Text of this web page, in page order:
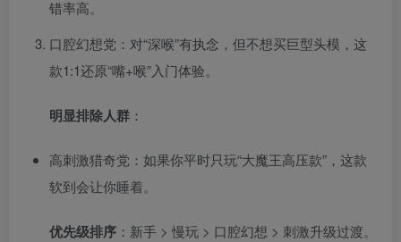
错率高。
口腔幻想党：对“深喉”有执念，但不想买巨型头模，这
款1:1还原“嘴+喉”入门体验。
明显排除人群 ：
高刺激猎奇党：如果你平时只玩“大魔王高压款”，这款
软到会让你睡着。
优先级排序 ：新手 > 慢玩 > 口腔幻想 > 刺激升级过渡。